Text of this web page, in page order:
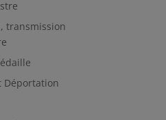
transmission
Déportation